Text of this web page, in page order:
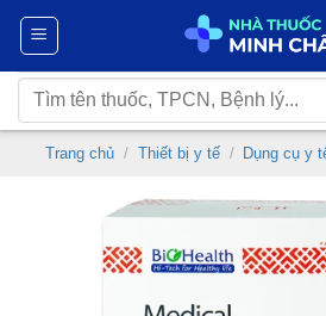
Chuyển
nội
dung
Tìm
kiếm:
Trang chủ / Thiết bị y tế / Dụng cụ y